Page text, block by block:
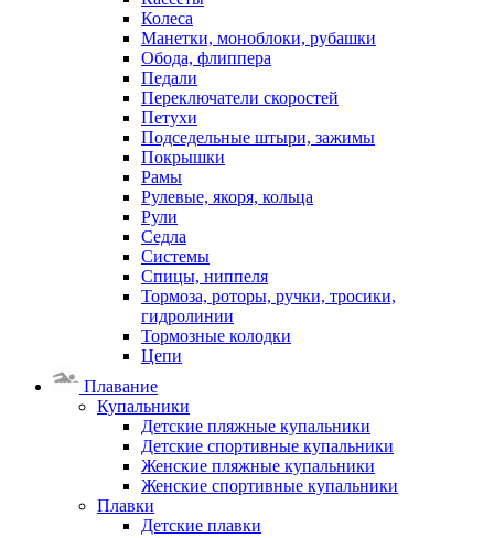
Колеса
Манетки, моноблоки, рубашки
Обода, флиппера
Педали
Переключатели скоростей
Петухи
Подседельные штыри, зажимы
Покрышки
Рамы
Рулевые, якоря, кольца
Рули
Седла
Системы
Спицы, ниппеля
Тормоза, роторы, ручки, тросики,
гидролинии
Тормозные колодки
Цепи
Плавание
Купальники
Детские пляжные купальники
Детские спортивные купальники
Женские пляжные купальники
Женские спортивные купальники
Плавки
Детские плавки